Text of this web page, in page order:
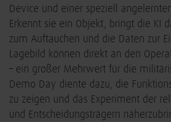
Device und einer speziell
Erkennt sie ein Objekt, bringt die KI
zum Auftauchen und die Daten zur
Lagebild können direkt an den
– ein großer Mehrwert für die
Demo Day diente dazu, die
zu zeigen und das Experiment der
und Entscheidungsträgern